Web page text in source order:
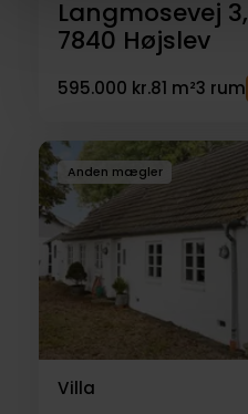
Langmosevej 3,
7840 Højslev
595.000 kr.81 m²3 rum
Anden mægler
Villa